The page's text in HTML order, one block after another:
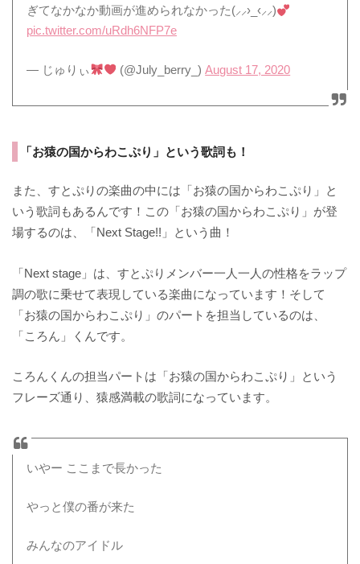
ぎてなかなか動画が進められなかった(⸝⸝›_‹⸝⸝)
pic.twitter.com/uRdh6NFP7e
— じゅりぃ (@July_berry_)August 17, 2020
「お猿の国からわこぷり」という歌詞も！
また、すとぷりの楽曲の中には「お猿の国からわこぷり」と
いう歌詞もあるんです！この「お猿の国からわこぷり」が登
場するのは、「Next Stage!!」という曲！
「Next stage」は、すとぷりメンバー一人一人の性格をラップ
調の歌に乗せて表現している楽曲になっています！そして
「お猿の国からわこぷり」のパートを担当しているのは、
「ころん」くんです。
ころんくんの担当パートは「お猿の国からわこぷり」という
フレーズ通り、猿感満載の歌詞になっています。
いやー ここまで長かった
やっと僕の番が来た
みんなのアイドル